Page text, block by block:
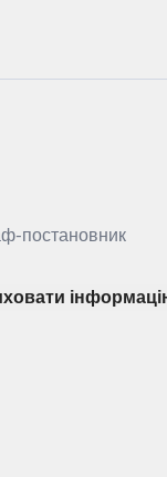
постановник